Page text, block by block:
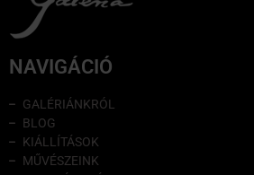
NAVIGÁCIÓ
GALÉRIÁNKRÓL
BLOG
KIÁLLÍTÁSOK
MŰVÉSZEINK